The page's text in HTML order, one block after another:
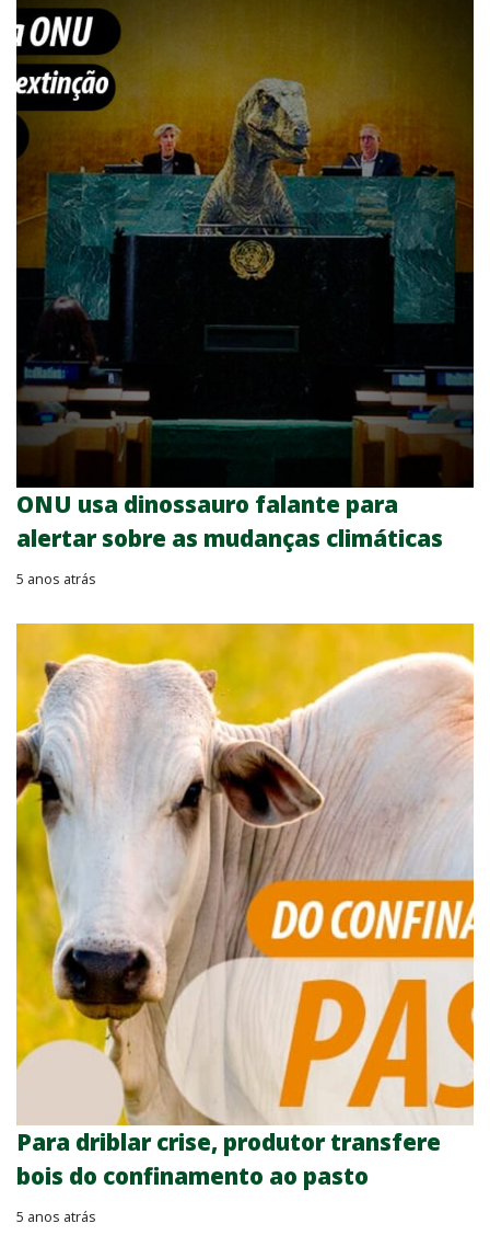
ONU usa dinossauro falante para
alertar sobre as mudanças climáticas
5 anos atrás
Para driblar crise, produtor transfere
bois do confinamento ao pasto
5 anos atrás